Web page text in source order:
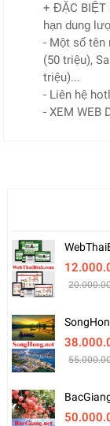
+ ĐẶC
hạn dung
- Một số tên
(50 triệu),
triệu)...
- Liên hệ
- XEM WEB